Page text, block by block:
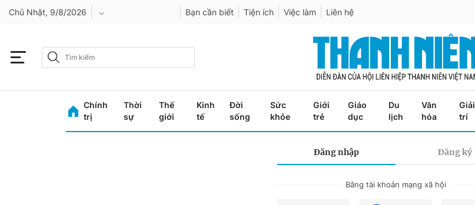
Chủ Nhật, 9/8/2026
Bình Phước
Bạn cần biết Tiện ích Việc làm Liên hệ
Chính
trị
Thời
sự
Thế
giới
Kinh
tế
Đời
sống
Sức
khỏe
Giới
trẻ
Giáo
dục
Du
lịch
Văn
hóa
Giải
trí
Đăng nhập Đăng ký
Bằng tài khoản mạng xã hội